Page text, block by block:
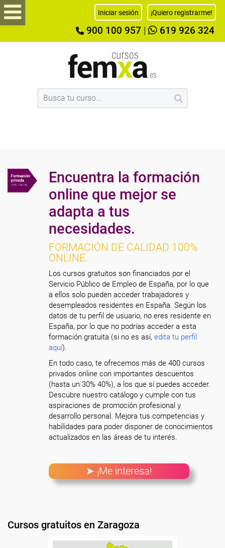
Iniciar sesión ¡Quiero registrarme!
900 100 957 619 926 324
Encuentra la formación
online que mejor se
adapta a tus
necesidades.
FORMACIÓN DE CALIDAD 100%
ONLINE.
Los cursos gratuitos son financiados por el
Servicio Público de Empleo de España, por lo que
a ellos solo pueden acceder trabajadores y
desempleados residentes en España. Según los
datos de tu perfil de usuario, no eres residente en
España, por lo que no podrías acceder a esta
formación gratuita (si no es así,edita tu perfil
aquí).
En todo caso, te ofrecemos más de 400 cursos
privados online con importantes descuentos
(hasta un 30% 40%), a los que sí puedes acceder.
Descubre nuestro catálogo y cumple con tus
aspiraciones de promoción profesional y
desarrollo personal. Mejora tus competencias y
habilidades para poder disponer de conocimientos
actualizados en las áreas de tu interés.
➤ ¡Me interesa!
Cursos gratuitos en Zaragoza